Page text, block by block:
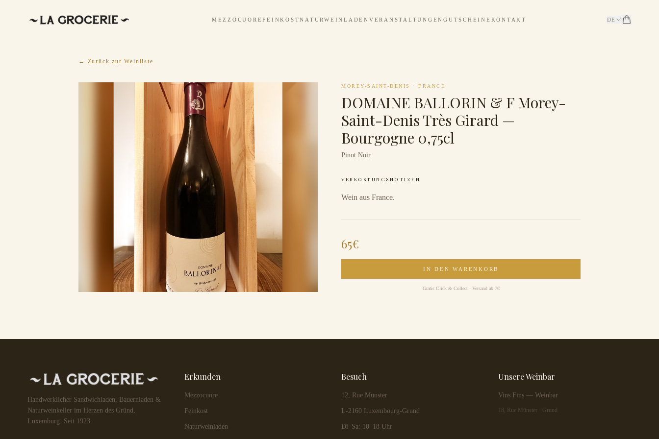
MEZZOCUOREFEINKOSTNATURWEINLADEN VERANSTALTUNGENGUTSCHEINE KONTAKT DE
← Zurück zur Weinliste
MOREY-SAINT-DENIS · FRANCE
DOMAINE BALLORIN & F Morey-
Saint-Denis Très Girard —
Bourgogne 0,75cl
Pinot Noir
VERKOSTUNGSNOTIZEN
Wein aus France.
65€
IN DEN WARENKORB
Gratis Click & Collect · Versand ab 7€
Handwerklicher Sandwichladen, Bauernladen &
Naturweinkeller im Herzen des Gründ,
Luxemburg. Seit 1923.
Erkunden
Mezzocuore
Feinkost
Naturweinladen
Besuch
12, Rue Münster
L-2160 Luxembourg-Grund
Di–Sa: 10–18 Uhr
Unsere Weinbar
Vins Fins — Weinbar
18, Rue Münster · Grund